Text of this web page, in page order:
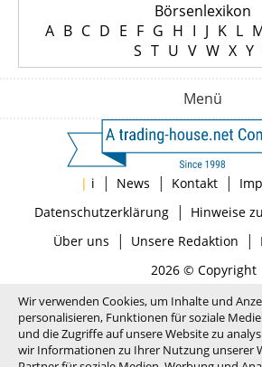
Börsenlexikon
A B C D E F G H I J K L
S T U V W X Y
Menü
| i | News | Kontakt |
Datenschutzerklärung| Hinweise
Über uns | Unsere Redaktion |
2026 © Copyright
Wir verwenden Cookies, um Inhalte und
personalisieren, Funktionen für soziale
und die Zugriffe auf unsere Website zu
wir Informationen zu Ihrer Nutzung unserer